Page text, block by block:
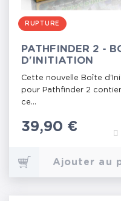
RUPTURE
PATHFINDER 2 -
D'INITIATION
Cette nouvelle Boîte
pour Pathfinder 2
ce...
Prix
39,90 €
Ajouter au